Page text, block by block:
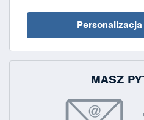
MASZ